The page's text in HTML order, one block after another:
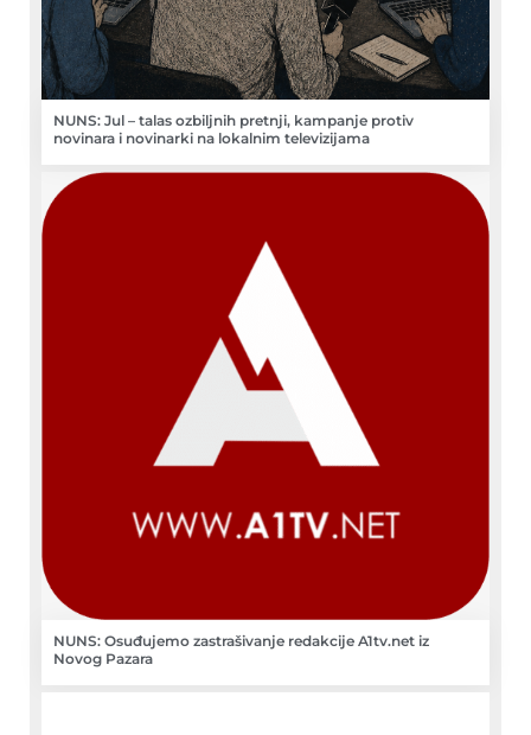
NUNS: Jul – talas ozbiljnih pretnji, kampanje protiv
novinara i novinarki na lokalnim televizijama
NUNS: Osuđujemo zastrašivanje redakcije A1tv.net iz
Novog Pazara